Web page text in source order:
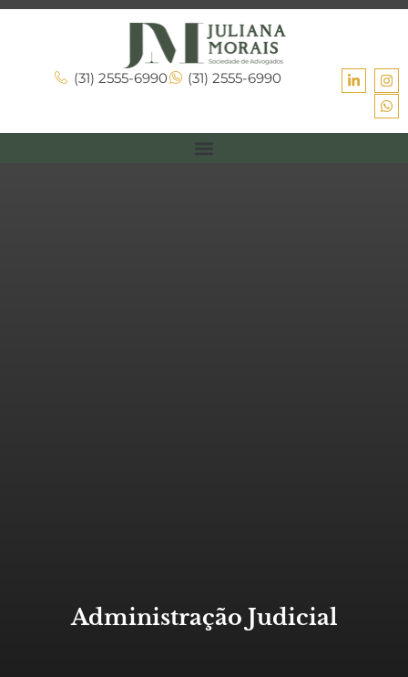
(31) 2555-6990 (31) 2555-6990
Administração Judicial